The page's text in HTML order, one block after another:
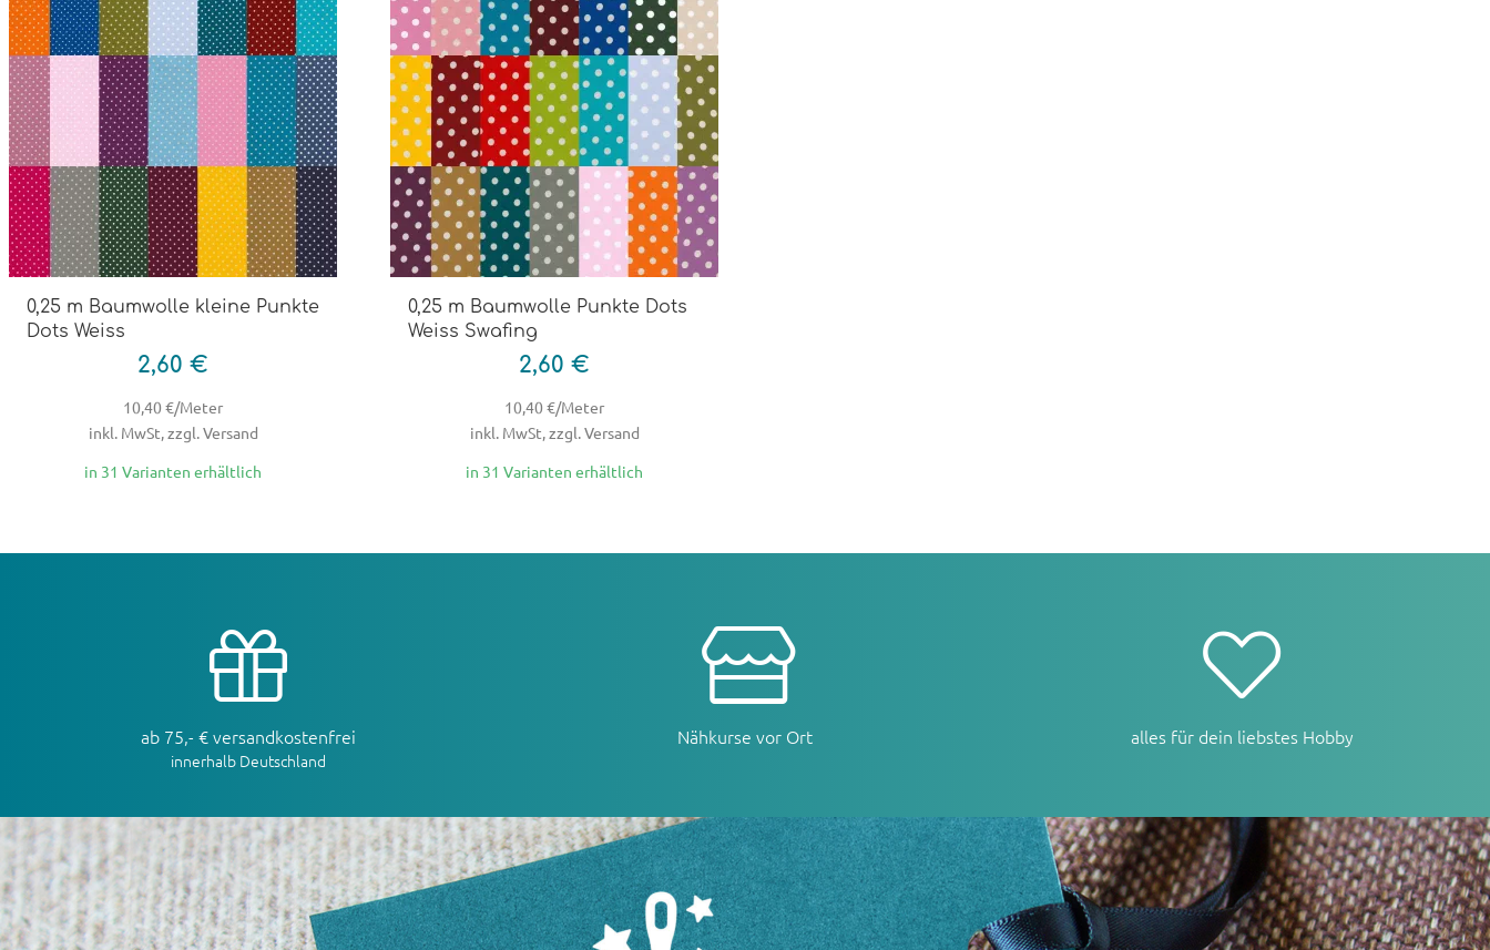
0,25 m Baumwolle kleine Punkte
Dots Weiss
2,60 €
10,40 €/Meter
inkl. MwSt, zzgl. Versand
in 31 Varianten erhältlich
0,25 m Baumwolle Punkte Dots
Weiss Swafing
2,60 €
10,40 €/Meter
inkl. MwSt, zzgl. Versand
in 31 Varianten erhältlich
ab 75,- € versandkostenfrei
innerhalb Deutschland
Nähkurse vor Ort alles für dein liebstes Hobby